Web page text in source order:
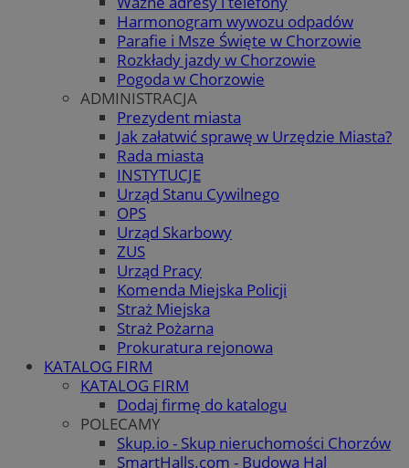
Harmonogram wywozu odpadów
Parafie i Msze Święte w Chorzowie
Rozkłady jazdy w Chorzowie
Pogoda w Chorzowie
ADMINISTRACJA
Prezydent miasta
Jak załatwić sprawę w Urzędzie Miasta?
Rada miasta
INSTYTUCJE
Urząd Stanu Cywilnego
OPS
Urząd Skarbowy
ZUS
Urząd Pracy
Komenda Miejska Policji
Straż Miejska
Straż Pożarna
Prokuratura rejonowa
KATALOG FIRM
KATALOG FIRM
Dodaj firmę do katalogu
POLECAMY
Skup.io - Skup nieruchomości Chorzów
SmartHalls.com - Budowa Hal